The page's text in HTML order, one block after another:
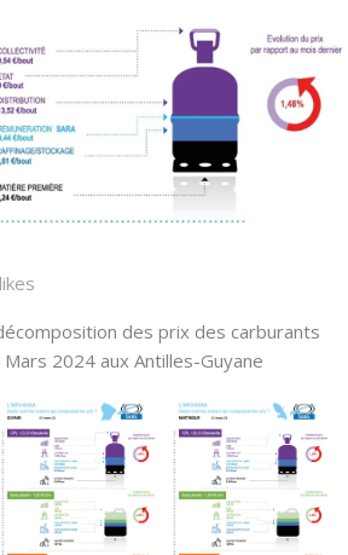
des prix des carburants
2024 aux Antilles-Guyane